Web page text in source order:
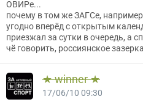
ОВИРе...
почему в том же ЗАГСе,
угодно вперёд с открытым
приезжал за сутки в очередь, а
чё говорить, россиянское
★ winner ★
17/06/10 09:30